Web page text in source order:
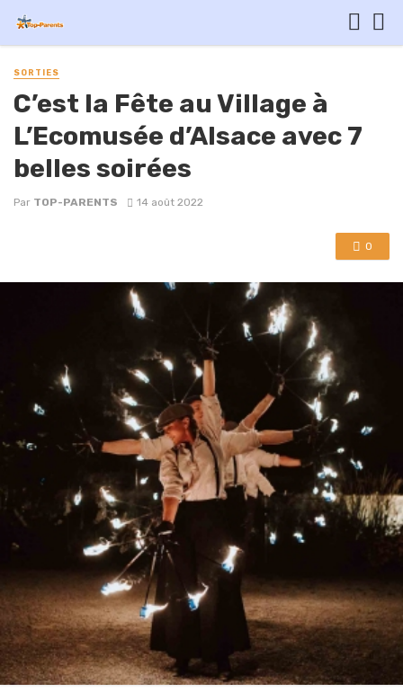
SORTIES
C’est la Fête au Village à
L’Ecomusée d’Alsace avec 7
belles soirées
Par TOP-PARENTS 14 août 2022
0